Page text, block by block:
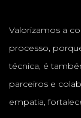
Valorizamos a
processo,
técnica, é
parceiros e
empatia,